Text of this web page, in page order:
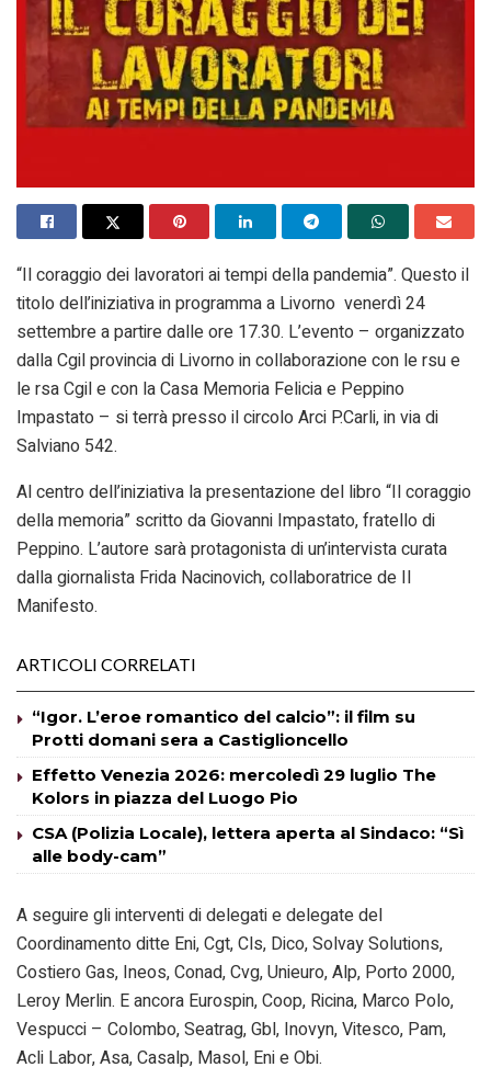
“Il coraggio dei lavoratori ai tempi della pandemia”. Questo il
titolo dell’iniziativa in programma a Livorno venerdì 24
settembre a partire dalle ore 17.30. L’evento – organizzato
dalla Cgil provincia di Livorno in collaborazione con le rsu e
le rsa Cgil e con la Casa Memoria Felicia e Peppino
Impastato – si terrà presso il circolo Arci P.Carli, in via di
Salviano 542.
Al centro dell’iniziativa la presentazione del libro “Il coraggio
della memoria” scritto da Giovanni Impastato, fratello di
Peppino. L’autore sarà protagonista di un’intervista curata
dalla giornalista Frida Nacinovich, collaboratrice de Il
Manifesto.
ARTICOLI CORRELATI
“Igor. L’eroe romantico del calcio”: il film su
Protti domani sera a Castiglioncello
Effetto Venezia 2026: mercoledì 29 luglio The
Kolors in piazza del Luogo Pio
CSA (Polizia Locale), lettera aperta al Sindaco: “Sì
alle body-cam”
A seguire gli interventi di delegati e delegate del
Coordinamento ditte Eni, Cgt, Cls, Dico, Solvay Solutions,
Costiero Gas, Ineos, Conad, Cvg, Unieuro, Alp, Porto 2000,
Leroy Merlin. E ancora Eurospin, Coop, Ricina, Marco Polo,
Vespucci – Colombo, Seatrag, Gbl, Inovyn, Vitesco, Pam,
Acli Labor, Asa, Casalp, Masol, Eni e Obi.